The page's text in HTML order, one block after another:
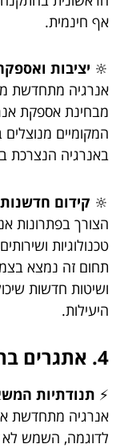
אף חינמית.
🔆 יציבות
אנרגיה מתחדשת
מבחינת אספקת
המקומיים מנוצלים
באנרגיה הנצרכת
🔆 קידום
הצורך בפתרונות
טכנולוגיות
תחום זה נמצא
ושיטות חדשות
היעילות.
4. אתגרים בתכנון אנרגיה מתחדשת
⚡ תנודתיות
אנרגיה מתחדשת
לדוגמה, השמש לא